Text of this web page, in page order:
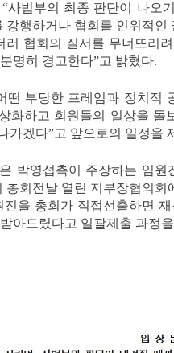
사법부의 최종 판단이 나오
강행하거나 협회를 인위적
러 협회의 질서를 무너뜨리
명히 경고한다”고 밝혔다.
떤 부당한 프레임과 정치적
화하고 회원들의 일상을 돌
가겠다”고 앞으로의 일정을
박영섭측이 주장하는 임
총회전날 열린 지부장협의
진을 총회가 직접선출하면
아드렸다고 일괄제출 과정